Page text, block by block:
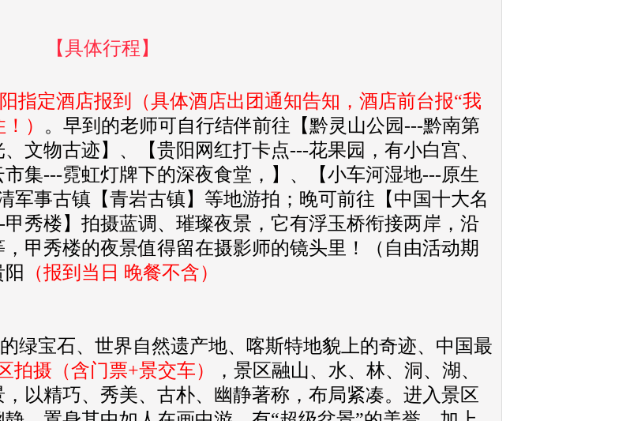
【具体行程】
指定酒店报到（具体酒店出团通知告知，酒店前台报“我
） 。早到的老师可自行结伴前往【黔灵山公园---黔南第
文物古迹】、【贵阳网红打卡点---花果园，有小白宫、
集---霓虹灯牌下的深夜食堂，】、【小车河湿地---原生
军事古镇【青岩古镇】等地游拍；晚可前往【中国十大名
秀楼】拍摄蓝调、璀璨夜景，它有浮玉桥衔接两岸，沿
甲秀楼的夜景值得留在摄影师的镜头里！（自由活动期
（报到当日 晚餐不含）
绿宝石、世界自然遗产地、喀斯特地貌上的奇迹、中国最
拍摄（含门票+景交车）
，景区融山、水、林、洞、湖、
以精巧、秀美、古朴、幽静著称，布局紧凑。进入景区